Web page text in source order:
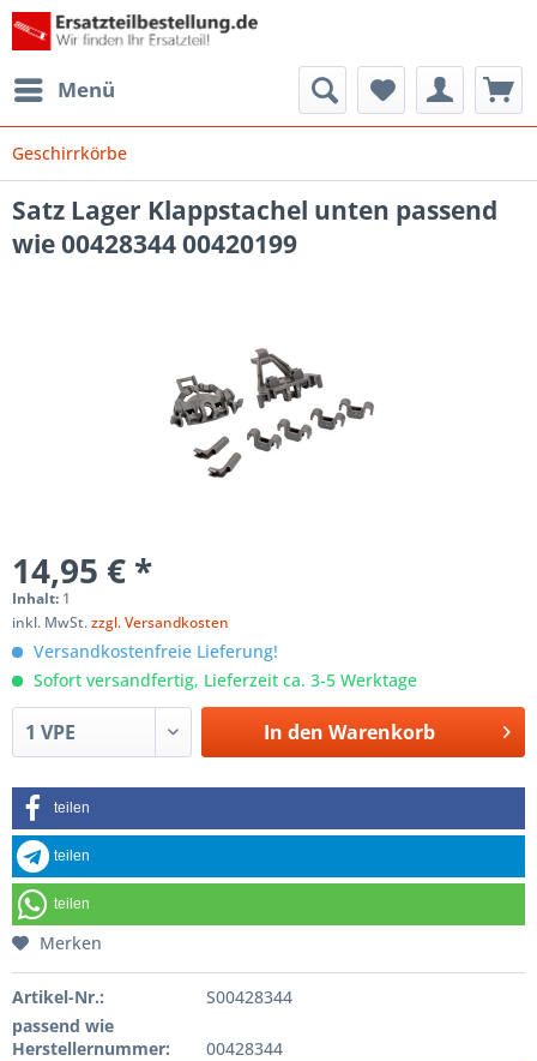
Menü
Geschirrkörbe
Satz Lager Klappstachel unten passend
wie 00428344 00420199
14,95 € *
Inhalt: 1
inkl. MwSt.zzgl. Versandkosten
Versandkostenfreie Lieferung!
Sofort versandfertig, Lieferzeit ca. 3-5 Werktage
In den Warenkorb
teilen
teilen
teilen
Merken
Artikel-Nr.:
S00428344
passend wie
Herstellernummer:
00428344